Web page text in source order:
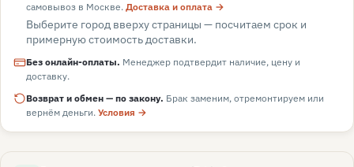
самовывоз в Москве.Доставка и оплата →
Выберите город вверху страницы — посчитаем срок и
примерную стоимость доставки.
Без онлайн-оплаты. Менеджер подтвердит наличие, цену и
доставку.
Возврат и обмен — по закону. Брак заменим, отремонтируем или
вернём деньги. Условия →